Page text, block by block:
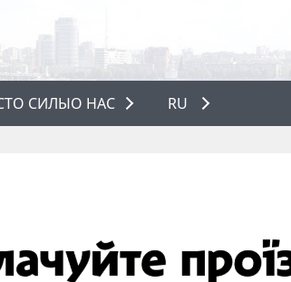
СИЛЫО НАС
RU